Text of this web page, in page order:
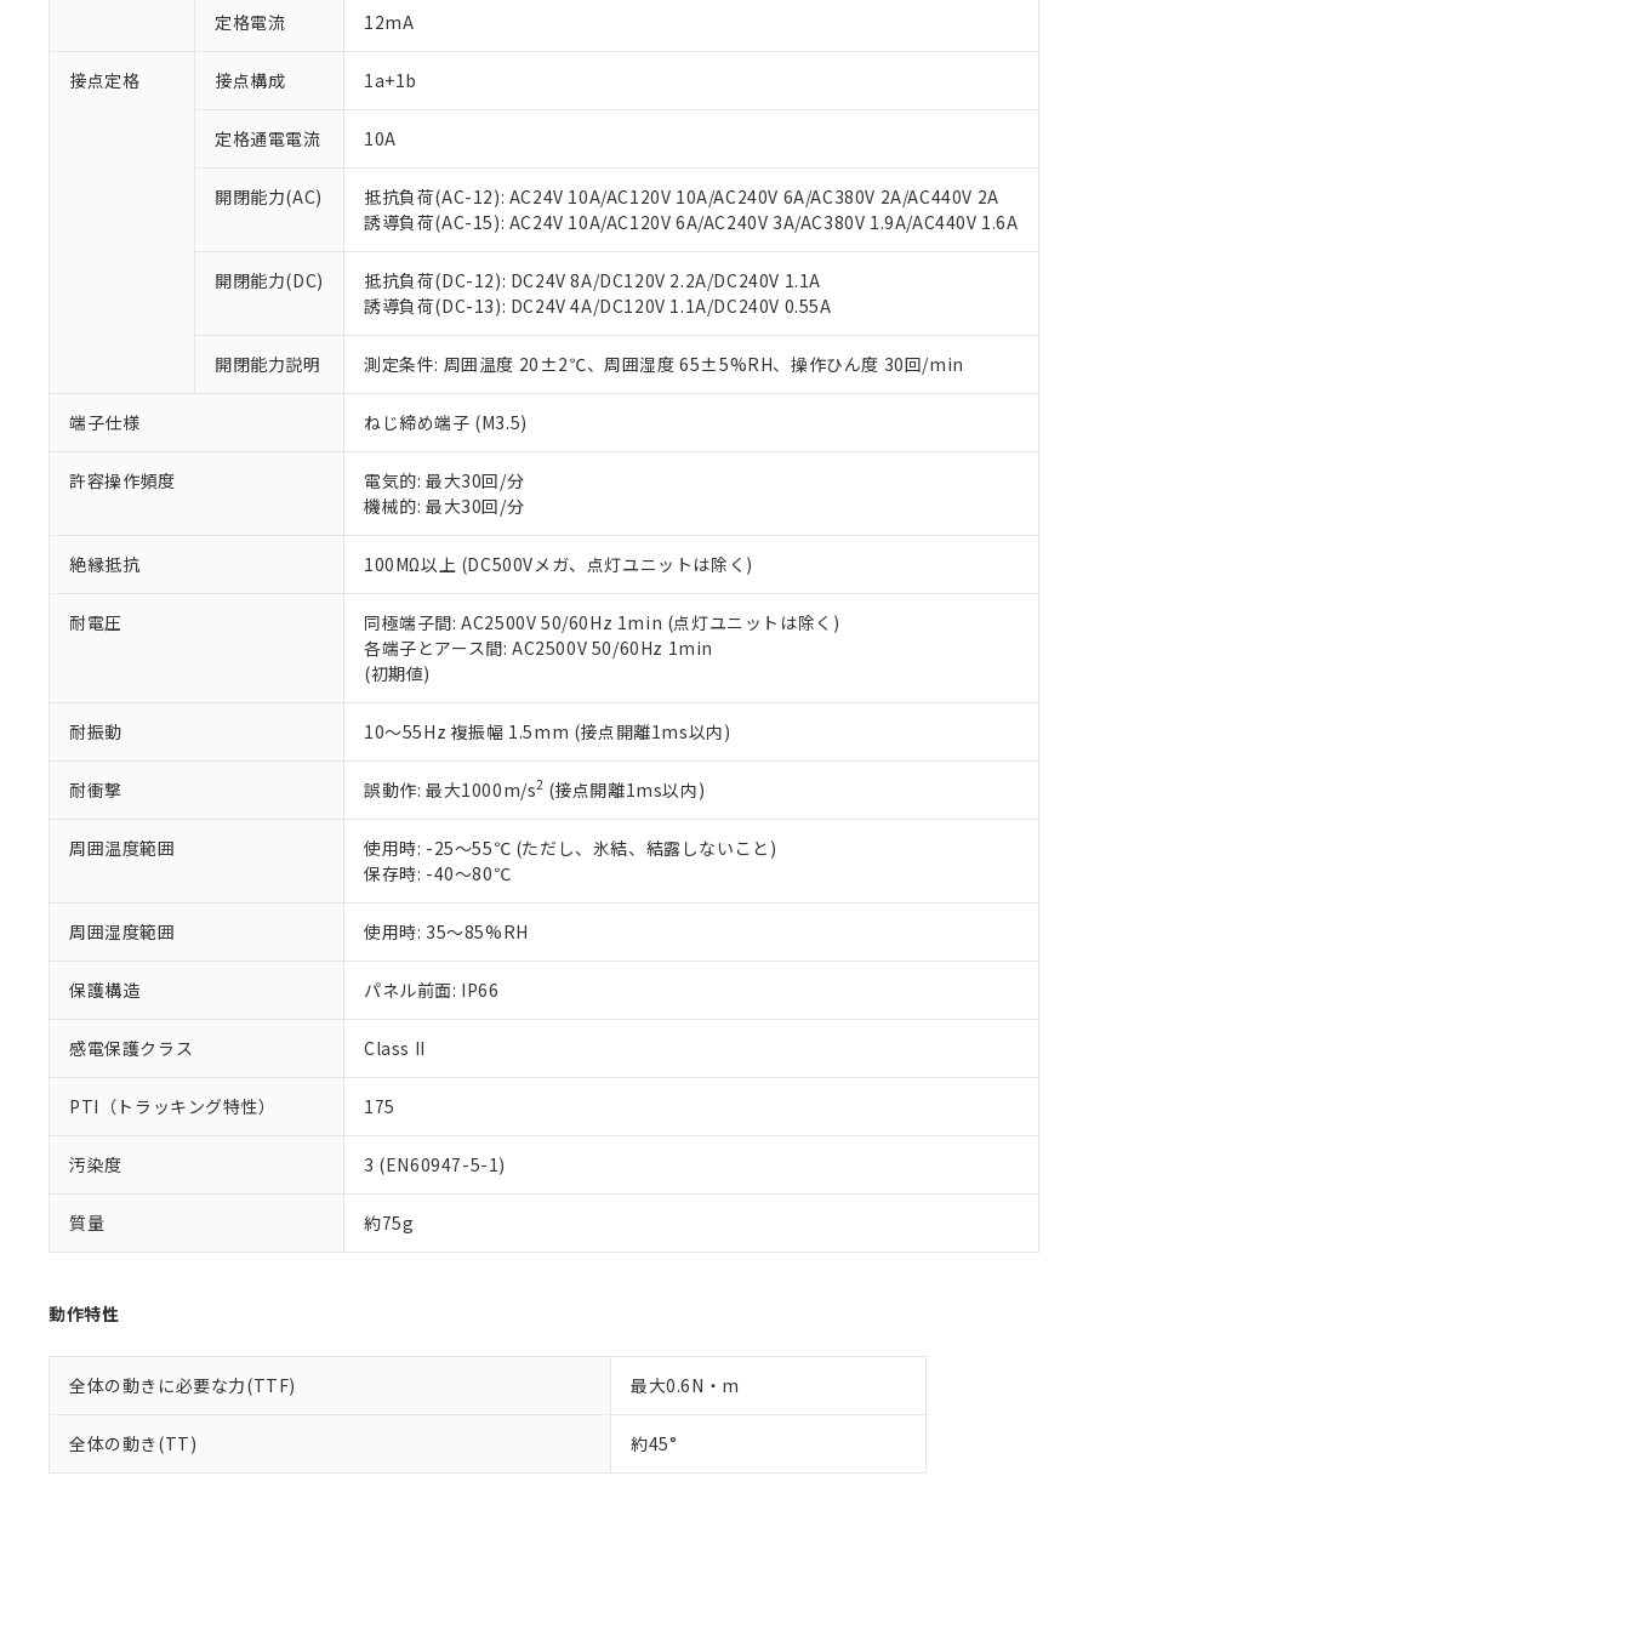
定格電流 12mA
接点定格 接点構成 1a+1b
定格通電電流 10A
開閉能力(AC)
抵抗負荷(AC-12): AC24V 10A/AC120V 10A/AC240V 6A/AC380V 2A/AC440V 2A
誘導負荷(AC-15): AC24V 10A/AC120V 6A/AC240V 3A/AC380V 1.9A/AC440V 1.6A
開閉能力(DC)
抵抗負荷(DC-12): DC24V 8A/DC120V 2.2A/DC240V 1.1A
誘導負荷(DC-13): DC24V 4A/DC120V 1.1A/DC240V 0.55A
開閉能力説明 測定条件: 周囲温度 20±2℃、周囲湿度 65±5%RH、操作ひん度 30回/min
端子仕様 ねじ締め端子 (M3.5)
許容操作頻度
電気的: 最大30回/分
機械的: 最大30回/分
絶縁抵抗 100MΩ以上 (DC500Vメガ、点灯ユニットは除く)
耐電圧
同極端子間: AC2500V 50/60Hz 1min (点灯ユニットは除く)
各端子とアース間: AC2500V 50/60Hz 1min
(初期値)
耐振動 10～55Hz 複振幅 1.5mm (接点開離1ms以内)
耐衝撃 誤動作: 最大1000m/s2 (接点開離1ms以内)
周囲温度範囲
使用時: -25～55℃ (ただし、氷結、結露しないこと)
保存時: -40～80℃
周囲湿度範囲 使用時: 35～85%RH
保護構造 パネル前面: IP66
感電保護クラス Class II
PTI（トラッキング特性） 175
汚染度 3 (EN60947-5-1)
質量 約75g
動作特性
全体の動きに必要な力(TTF) 最大0.6N・m
全体の動き(TT) 約45°
ご利用条件
以下の条件をお読みいただき、同意のうえご利用ください。
本サービスは、当社制御機器事業取扱商品の当社在庫状況および標準価格(税抜)を提供させていただ
くものです。
当社制御機器事業取扱商品の中には、本サービスの対象外となる商品もあることをご了承ください。
在庫状況および標準価格照会結果は、記載している更新日時点での社内データに基づき作成されるも
のであり、閲覧された時点での実際の在庫および標準価格とは異なる場合があることをご了承くださ
い。
正式な納期状況および標準価格はお客様のお取引先、またはお客様担当のオムロン制御機器販売店・
当社販売員にご相談ください。
オムロン制御機器販売店や当社販売拠点は「販売ネットワーク
」をご確認ください。
在庫状況および標準価格結果を当社の事前の承諾なく第三者に漏洩または開示しないようお願いしま
す。
ている必要があります。
お客様が当ウェブサイト上で当社にご登録された部品リストについて、当社および当社の共同利用者
が、当社の製品・サービスに関するお客様との取引・商談に必要な範囲で利用することをご了承くだ
さい。
※当社の共同利用者とは、"個人情報の共同利用に関して"
の「1.共同利用者の範囲」に記載されて
いる法人を指します。
対応予定なし：EU RoHS指令（10物質）の非含有に非対応の商品で、対応品を出す予定はありません。
調査・確認中：EU RoHS指令（10物質）の非含有の対応状況を調査中または確認中の商品です。
非該当品：ライセンス料など無形物で、有害物質有無と関係のない商品です。
仕入先様の事情により、非含有部品としていたものが、含有品と判明した場合などやむを得ず変更すること
があります。
鉛(Pb) 1000ppm以下、 水銀(Hg) 1000ppm以下、 カドミウム(Cd) 100ppm以下、
六価クロム(Cr(Ⅵ)) 1000ppm以下、ポリ臭化ビフェニル類(PBB) 1000ppm以下、ポリ臭化ジフェニルエーテル類(PBDE) 1000ppm以下、
フタル酸ビス(2-エチルヘキシル) (DEHP)(別名：DOP) 1000ppm以下、フタル酸ブチルベンジル（BBP） 1000ppm以下、フタル酸ジブチ
ル（DBP） 1000ppm以下、フタル酸ジイソブチル (DIBP) 1000ppm以下
但し、RoHS指令で産業用監視および制御機器に対する適用除外項目は除く。
フタル酸エステル類の４物質については閾値を超える意図的な使用がないことを確認しています。
※2 対応予定月
部品在庫の切り替え状況などにより、予定月が前後することがあります。
※3 非含有証明書ダウンロード
下記の非含有証明書をダウンロードすることができます。
EU RoHS指令（10物質）の非含有証明書
51物質の非含有証明書（当社基準）
※本証明書は発行日時点で非含有を証明するもので、過去に遡って非含有を証明するものではありません。
また、RoHS指令のフタル酸エステル類４物質の対応では、対応完了までの期間は出荷製品に未対応品が
混在することから備考欄に対応日を記載しておりました。
既に当社にて対応品への在庫切替を完了していることから、特段のことがない限り、2022年1月12日よ
「○」：最大均質材料含有率が中国RoHSの基準値以下であることを示します。
「×」：最大均質材料含有率が中国RoHSの基準値を超えていることを示します。
「－」：未確認です。当社販売部門へお問い合わせください。
*中国RoHS10物質の基準値 (GB/T26572)：
Pb(鉛) :1000ppm、 Hg(水銀) : 1000ppm、 Cd(カドミウム) : 100ppm、
Cr(Ⅵ)(六価クロム) : 1000ppm、 PBBs(ポリ臭化ビフェニル類) : 1000ppm、 PBDEs(ポリ臭化ジフェニルエーテル類) : 1000ppm、
DBP(フタル酸ジブチル) : 1000ppm、 DIBP(フタル酸ジイソブチル) : 1000ppm、 BBP(フタル酸ブチルベンジル) : 1000ppm、
※2 環境保護使用期限
「ｅ」：有害物質（10物質）のすべてが基準値以下であることを示します。
「10」：通常の使用状況下において有害物質が外部に漏えいし、環境に深刻な影響を及ぼさない年数を意
味します。
「－」：未確認です。当社販売部門へお問い合わせください。
当社は、これら貴社製品のうち、外国為替および外国貿易法に定める商品（以下｢規制貨物等」とい
う）を輸出または国外への提供する場合は、日本国政府の輸出許可(または役務取引許可)を取得する
などの必要な手続きをとります。
ます。
当社は貴社製品を、核兵器、ミサイル、化学兵器、生物兵器またはその他武器並びにこれらの製造装
置等に一切使用いたしません。
当社は、貴社製品を第三者に販売する場合は、上記1、2および3の内容を当該第三者に通知します。
また当社は、販売先および販売に係わる関係者が違法に輸出するおそれがある場合は、取り引きをい
たしません。
記
号
説明
○ 一定数以上の在庫あり
△ 一定数には満たないが在庫あり
－
在庫なし(最新の在庫状況については、お客様のお取引先、またはお客様担当のオムロン制御
機器販売店・当社販売員にご確認ください)
空
白
受注生産機種、また在庫状況の情報を公開していない機種